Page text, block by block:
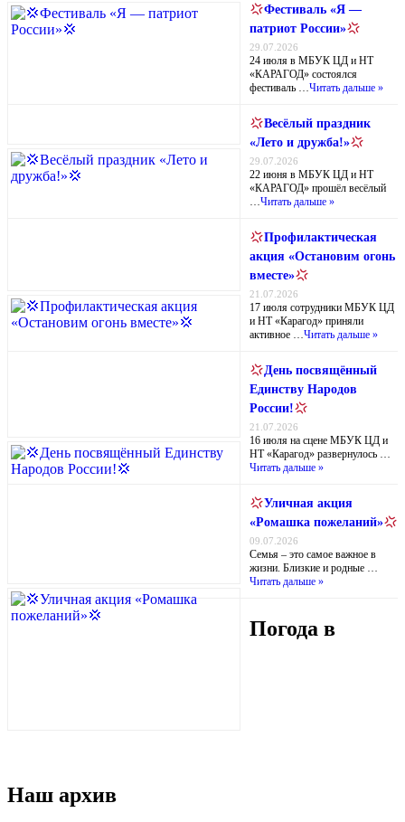
Фестиваль «Я —
патриот России»
29.07.2026
24 июля в МБУК ЦД и НТ
«КАРАГОД» состоялся
фестиваль …Читать дальше »
Весёлый праздник
«Лето и дружба!»
29.07.2026
22 июня в МБУК ЦД и НТ
«КАРАГОД» прошёл весёлый
…Читать дальше »
Профилактическая
акция «Остановим огонь
вместе»
21.07.2026
17 июля сотрудники МБУК ЦД
и НТ «Карагод» приняли
активное …Читать дальше »
День посвящённый
Единству Народов
России!
21.07.2026
16 июля на сцене МБУК ЦД и
НТ «Карагод» развернулось …
Читать дальше »
Уличная акция
«Ромашка пожеланий»
09.07.2026
Семья – это самое важное в
жизни. Близкие и родные …
Читать дальше »
Погода в
Наш архив